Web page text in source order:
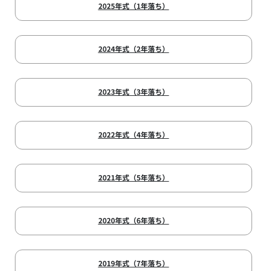
2025年式（1年落ち）
2024年式（2年落ち）
2023年式（3年落ち）
2022年式（4年落ち）
2021年式（5年落ち）
2020年式（6年落ち）
2019年式（7年落ち）